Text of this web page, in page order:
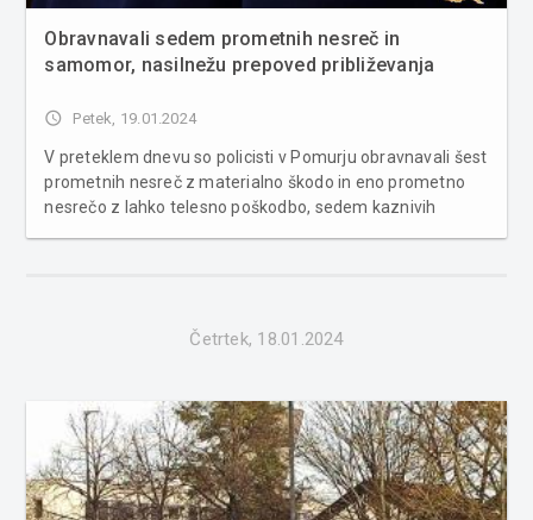
Obravnavali sedem prometnih nesreč in
samomor, nasilnežu prepoved približevanja
access_time Petek, 19.01.2024
V preteklem dnevu so policisti v Pomurju obravnavali šest
prometnih nesreč z materialno škodo in eno prometno
nesrečo z lahko telesno poškodbo, sedem kaznivih
Četrtek, 18.01.2024